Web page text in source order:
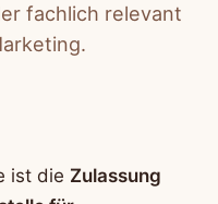
fachlich relevant
ist die Zulassung